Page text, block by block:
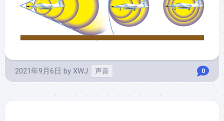
2021年9月6日 by XWJ 声音 0